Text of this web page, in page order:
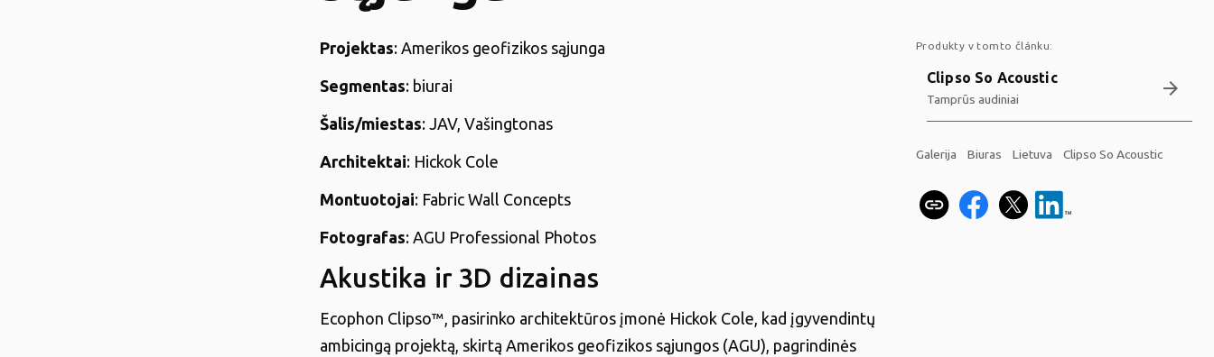
Projektas: Amerikos geofizikos sąjunga
Segmentas: biurai
Šalis/miestas: JAV, Vašingtonas
Architektai: Hickok Cole
Montuotojai: Fabric Wall Concepts
Fotografas: AGU Professional Photos
Akustika ir 3D dizainas
Ecophon Clipso™, pasirinko architektūros įmonė Hickok Cole, kad įgyvendintų
ambicingą projektą, skirtą Amerikos geofizikos sąjungos (AGU), pagrindinės
Produkty v tomto článku:
Clipso So Acoustic
Tamprūs audiniai arrow_forward
Galerija Biuras Lietuva Clipso So Acoustic